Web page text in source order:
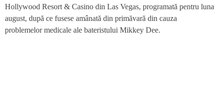
Hollywood Resort & Casino din Las Vegas, programată pentru luna
august, după ce fusese amânată din primăvară din cauza
problemelor medicale ale bateristului Mikkey Dee.